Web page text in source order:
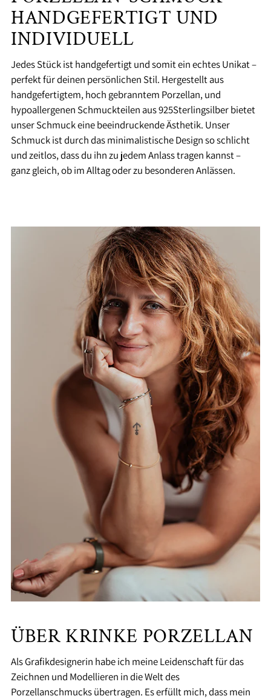
HANDGEFERTIGT UND
INDIVIDUELL
Jedes Stück ist handgefertigt und somit ein echtes Unikat –
perfekt für deinen persönlichen Stil. Hergestellt aus
handgefertigtem, hoch gebranntem Porzellan, und
hypoallergenen Schmuckteilen aus 925Sterlingsilber bietet
unser Schmuck eine beeindruckende Ästhetik. Unser
Schmuck ist durch das minimalistische Design so schlicht
und zeitlos, dass du ihn zu jedem Anlass tragen kannst –
ganz gleich, ob im Alltag oder zu besonderen Anlässen.
ÜBER KRINKE PORZELLAN
Als Grafikdesignerin habe ich meine Leidenschaft für das
Zeichnen und Modellieren in die Welt des
Porzellanschmucks übertragen. Es erfüllt mich, dass mein